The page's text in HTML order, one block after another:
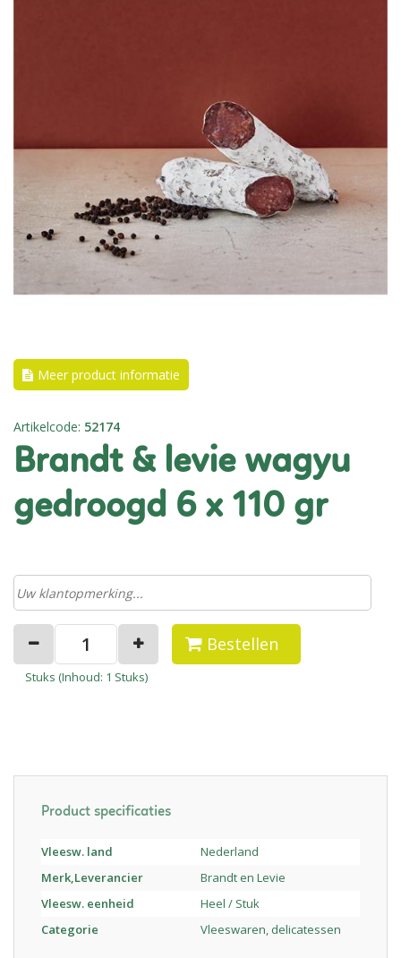
Meer product informatie
Artikelcode: 52174
brandt & levie wagyu
gedroogd 6 x 110 gr
Bestellen
Stuks (Inhoud: 1 Stuks)
Product specificaties
Vleesw. land
Nederland
Merk,Leverancier
Brandt en Levie
Vleesw. eenheid
Heel / Stuk
Categorie
Vleeswaren, delicatessen